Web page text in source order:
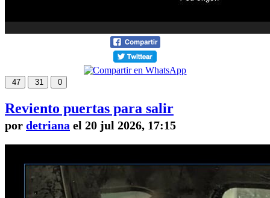
47 31 0
Reviento puertas para salir
por detriana el 20 jul 2026, 17:15